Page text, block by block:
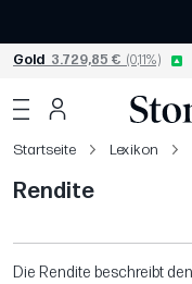
Gold 3.729,85 € (0,11%)
Startseite Lexikon
Rendite
Die Rendite beschreibt